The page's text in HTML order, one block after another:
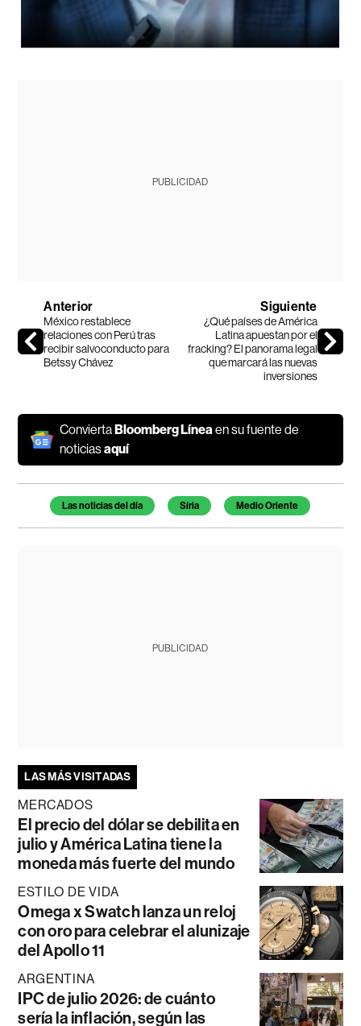
PUBLICIDAD
Anterior
México restablece
relaciones con Perú tras
recibir salvoconducto para
Betssy Chávez
Siguiente
¿Qué países de América
Latina apuestan por el
fracking? El panorama legal
que marcará las nuevas
inversiones
ConviertaBloomberg Líneaen su fuente de
noticiasaquí
Temas de este artículo
Las noticias del día Síria Medio Oriente
PUBLICIDAD
LAS MÁS VISITADAS
MERCADOS
El precio del dólar se debilita en
julio y América Latina tiene la
moneda más fuerte del mundo
ESTILO DE VIDA
Omega x Swatch lanza un reloj
con oro para celebrar el alunizaje
del Apollo 11
ARGENTINA
IPC de julio 2026: de cuánto
sería la inflación, según las